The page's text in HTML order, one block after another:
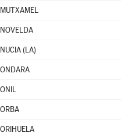
MUTXAMEL
NOVELDA
NUCIA (LA)
ONDARA
ONIL
ORBA
ORIHUELA